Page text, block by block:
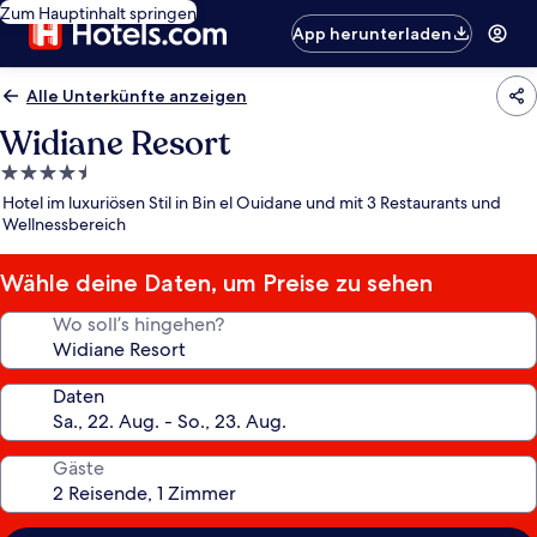
Zum Hauptinhalt springen
App herunterladen
Alle Unterkünfte anzeigen
Widiane Resort
4.5-
Sterne-
Unterkunft
Hotel im luxuriösen Stil in Bin el Ouidane und mit 3 Restaurants und
Wellnessbereich
Wähle deine Daten, um Preise zu sehen
Wo soll’s hingehen?
Daten
Gäste